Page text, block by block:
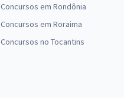
Concursos em Rondônia
Concursos em Roraima
Concursos no Tocantins